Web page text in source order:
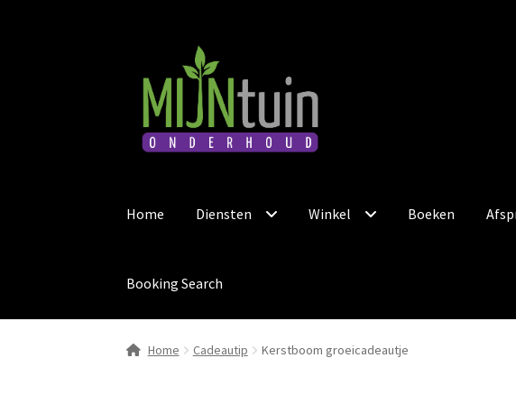
naar
navigatie
inhoud
Home Diensten Winkel Boeken
Booking Search
Home Cadeautip Kerstboom groeicadeautje